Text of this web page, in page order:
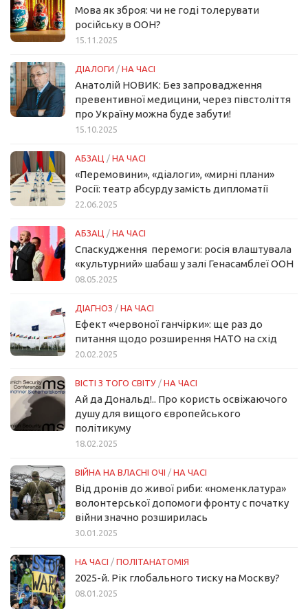
Мова як зброя: чи не годі толерувати
російську в ООН?
15.11.2025
ДІАЛОГИ / НА ЧАСІ
Анатолій НОВИК: Без запровадження
превентивної медицини, через півстоліття
про Україну можна буде забути!
15.10.2025
АБЗАЦ / НА ЧАСІ
«Перемовини», «діалоги», «мирні плани»
Росії: театр абсурду замість дипломатії
22.06.2025
АБЗАЦ / НА ЧАСІ
Спаскудження перемоги: росія влаштувала
«культурний» шабаш у залі Генасамблеї ООН
08.05.2025
ДІАГНОЗ / НА ЧАСІ
Ефект «червоної ганчірки»: ще раз до
питання щодо розширення НАТО на схід
20.02.2025
ВІСТІ З ТОГО СВІТУ / НА ЧАСІ
Ай да Дональд!.. Про користь освіжаючого
душу для вищого європейського
політикуму
18.02.2025
ВІЙНА НА ВЛАСНІ ОЧІ / НА ЧАСІ
Від дронів до живої риби: «номенклатура»
волонтерської допомоги фронту с початку
війни значно розширилась
30.01.2025
НА ЧАСІ / ПОЛІТАНАТОМІЯ
2025-й. Рік глобального тиску на Москву?
08.01.2025